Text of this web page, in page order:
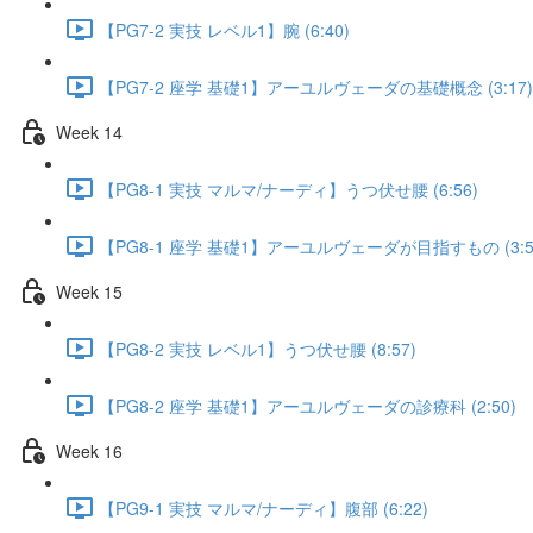
【PG7-2 実技 レベル1】腕 (6:40)
【PG7-2 座学 基礎1】アーユルヴェーダの基礎概念 (3:17)
Week 14
【PG8-1 実技 マルマ/ナーディ】うつ伏せ腰 (6:56)
【PG8-1 座学 基礎1】アーユルヴェーダが目指すもの
Week 15
【PG8-2 実技 レベル1】うつ伏せ腰 (8:57)
【PG8-2 座学 基礎1】アーユルヴェーダの診療科 (2:50)
Week 16
【PG9-1 実技 マルマ/ナーディ】腹部 (6:22)